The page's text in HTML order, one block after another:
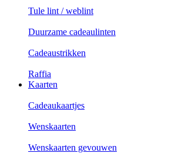
Tule lint / weblint
Duurzame cadeaulinten
Cadeaustrikken
Raffia
Kaarten
Cadeaukaartjes
Wenskaarten
Wenskaarten gevouwen